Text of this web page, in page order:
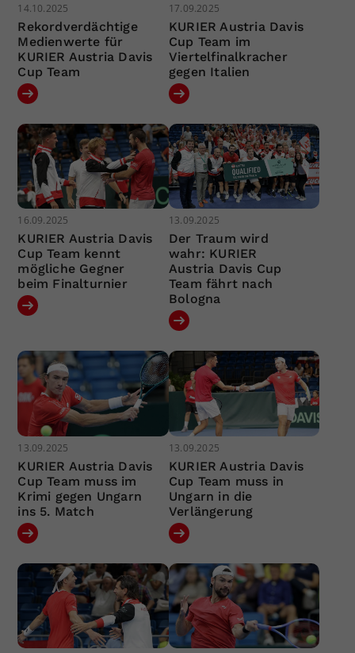
14.10.2025
Rekordverdächtige
Medienwerte für
KURIER Austria Davis
Cup Team
17.09.2025
KURIER Austria Davis
Cup Team im
Viertelfinalkracher
gegen Italien
16.09.2025
KURIER Austria Davis
Cup Team kennt
mögliche Gegner
beim Finalturnier
13.09.2025
Der Traum wird
wahr: KURIER
Austria Davis Cup
Team fährt nach
Bologna
13.09.2025
KURIER Austria Davis
Cup Team muss im
Krimi gegen Ungarn
ins 5. Match
13.09.2025
KURIER Austria Davis
Cup Team muss in
Ungarn in die
Verlängerung